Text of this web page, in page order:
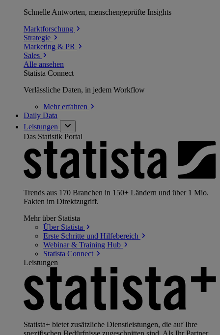
Schnelle Antworten, menschengeprüfte Insights
Marktforschung
Strategie
Marketing & PR
Sales
Alle ansehen
Statista Connect
Verlässliche Daten, in jedem Workflow
Mehrerfahren
Daily Data
Leistungen
Das Statistik Portal
Trends aus 170 Branchen in 150+ Ländern und über 1 Mio.
Fakten im Direktzugriff.
Mehr über Statista
Über Statista
Erste Schritte und Hilfebereich
Webinar & Training Hub
Statista Connect
Leistungen
Statista+ bietet zusätzliche Dienstleistungen, die auf Ihre
spezifischen Bedürfnisse zugeschnitten sind. Als Ihr Partner